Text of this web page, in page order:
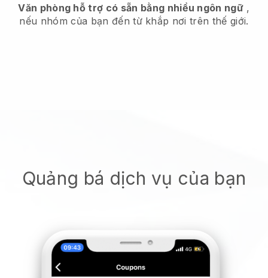
Văn phòng hỗ trợ có sẵn bằng nhiều ngôn ngữ ,
nếu nhóm của bạn đến từ khắp nơi trên thế giới.
Quảng bá dịch vụ của bạn